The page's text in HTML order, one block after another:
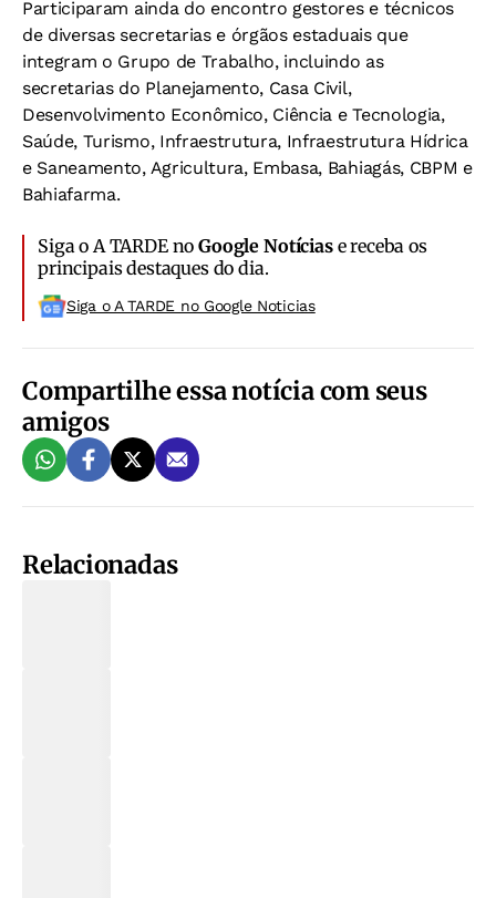
Participaram ainda do encontro gestores e técnicos
de diversas secretarias e órgãos estaduais que
integram o Grupo de Trabalho, incluindo as
secretarias do Planejamento, Casa Civil,
Desenvolvimento Econômico, Ciência e Tecnologia,
Saúde, Turismo, Infraestrutura, Infraestrutura Hídrica
e Saneamento, Agricultura, Embasa, Bahiagás, CBPM e
Bahiafarma.
Siga o A TARDE noGoogle Notíciase receba os
principais destaques do dia.
Siga o A TARDE no Google Noticias
Compartilhe essa notícia com seus
amigos
Relacionadas